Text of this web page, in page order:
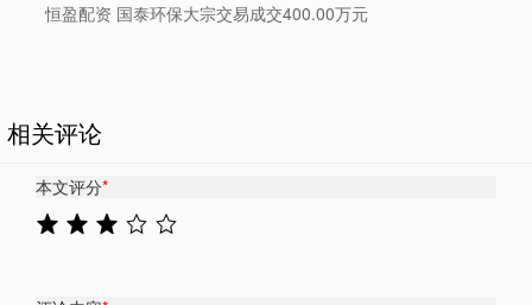
恒盈配资 国泰环保大宗交易成交400.00万元
相关评论
本文评分*